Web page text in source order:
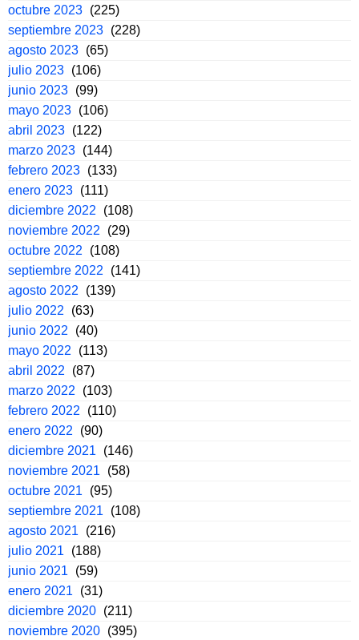
octubre 2023 (225)
septiembre 2023 (228)
agosto 2023 (65)
julio 2023 (106)
junio 2023 (99)
mayo 2023 (106)
abril 2023 (122)
marzo 2023 (144)
febrero 2023 (133)
enero 2023 (111)
diciembre 2022
(108)
noviembre 2022
(29)
octubre 2022
(108)
septiembre 2022
(141)
agosto 2022
(139)
julio 2022
(63)
junio 2022
(40)
mayo 2022
(113)
abril 2022
(87)
marzo 2022
(103)
febrero 2022
(110)
enero 2022
(90)
diciembre 2021
(146)
noviembre 2021
(58)
octubre 2021
(95)
septiembre 2021
(108)
agosto 2021
(216)
julio 2021
(188)
junio 2021
(59)
enero 2021
(31)
diciembre 2020 (211)
noviembre 2020 (395)